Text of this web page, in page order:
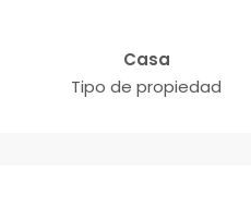
Casa
Tipo de propiedad